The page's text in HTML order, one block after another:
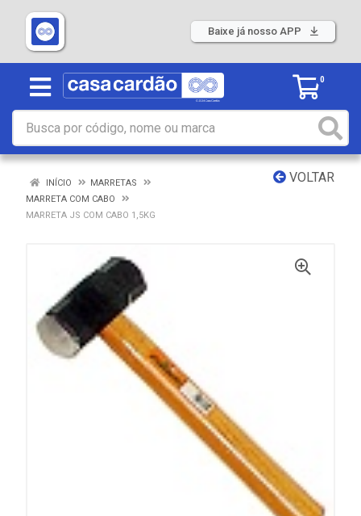
Baixe já nosso APP
0
VOLTAR
INÍCIO
MARRETAS
MARRETA COM CABO
MARRETA JS COM CABO 1,5KG